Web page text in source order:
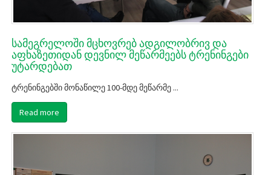
სამეგრელოში მცხოვრებ ადგილობრივ და
აფხაზეთიდან დევნილ მეწარმეებს ტრენინგები
უტარდებათ
ტრენინგებში მონაწილე 100-მდე მეწარმე ...
Read more